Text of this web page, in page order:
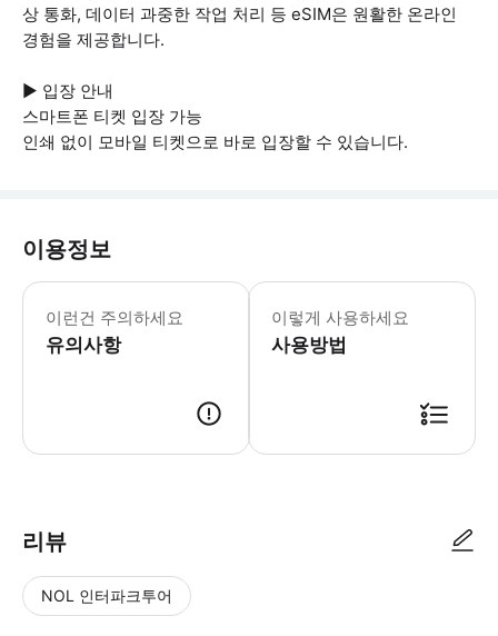
상 통화, 데이터 과중한 작업 처리 등 eSIM은 원활한 온라인
경험을 제공합니다.
▶ 입장 안내
스마트폰 티켓 입장 가능
인쇄 없이 모바일 티켓으로 바로 입장할 수 있습니다.
이용정보
이런건 주의하세요
유의사항
▶ 꼭 알아두세요 ESIM을 사용하려면
이렇게 사용하세요
사용방법
리뷰
NOL 인터파크투어